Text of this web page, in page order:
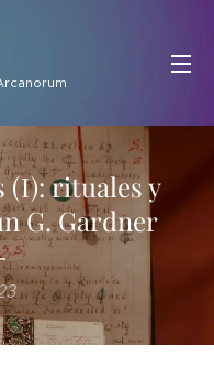
(I): rituales y
G. Gardner